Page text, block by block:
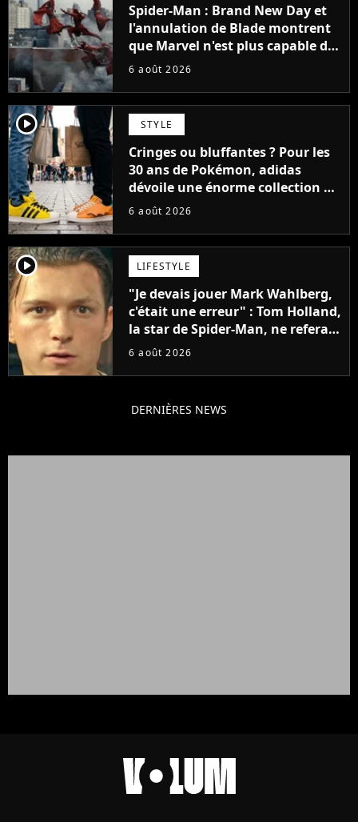
Spider-Man : Brand New Day et
l'annulation de Blade montrent
que Marvel n'est plus capable de
faire quoi que ce soit de simple
6 août 2026
player2 STYLE
Cringes ou bluffantes ? Pour les
30 ans de Pokémon, adidas
dévoile une énorme collection de
sneakers et je ne sais pas quoi en
6 août 2026
player2 LIFESTYLE
"Je devais jouer Mark Wahlberg,
c'était une erreur" : Tom Holland,
la star de Spider-Man, ne referait
pas ce blockbuster
6 août 2026
DERNIÈRES NEWS